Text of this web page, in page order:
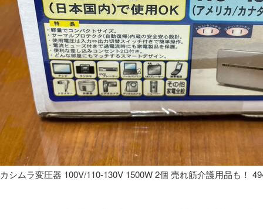
カシムラ変圧器 100V/110-130V 1500W 2個 売れ筋介護用品も！